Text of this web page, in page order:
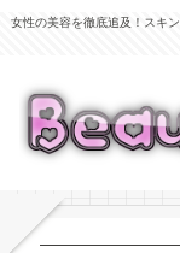
女性の美容を徹底追及！スキ